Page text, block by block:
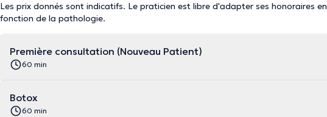
Les prix donnés sont indicatifs. Le praticien est libre d'adapter ses honoraires en
fonction de la pathologie.
Première consultation (Nouveau Patient)
60 min
Botox
60 min